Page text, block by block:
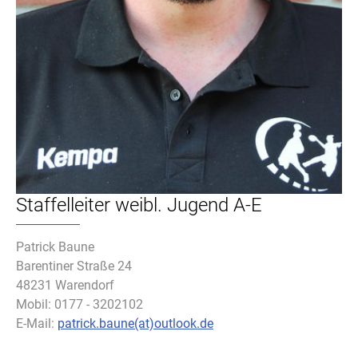
Staffelleiter weibl. Jugend A-E
Patrick Baune
Barentiner Straße 24
48231 Warendorf
Mobil: 0177 - 3202102
E-Mail: patrick.baune(at)outlook.de